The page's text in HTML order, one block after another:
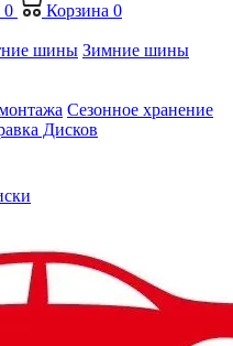
0 Корзина 0
шины Зимние шины
Сезонное хранение
Дисков